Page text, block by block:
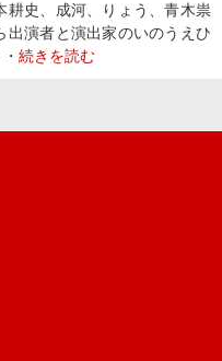
耕史、成河、りょう、青木祟
出演者と演出家のいのうえひ
続きを読む